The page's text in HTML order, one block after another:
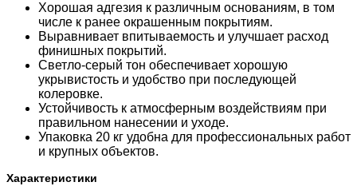
Хорошая адгезия к различным основаниям, в том
числе к ранее окрашенным покрытиям.
Выравнивает впитываемость и улучшает расход
финишных покрытий.
Светло-серый тон обеспечивает хорошую
укрывистость и удобство при последующей
колеровке.
Устойчивость к атмосферным воздействиям при
правильном нанесении и уходе.
Упаковка 20 кг удобна для профессиональных работ
и крупных объектов.
Характеристики